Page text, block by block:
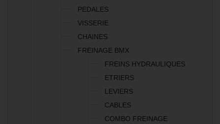
PEDALES
VISSERIE
CHAINES
FREINAGE BMX
FREINS HYDRAULIQUES
ETRIERS
LEVIERS
CABLES
COMBO FREINAGE